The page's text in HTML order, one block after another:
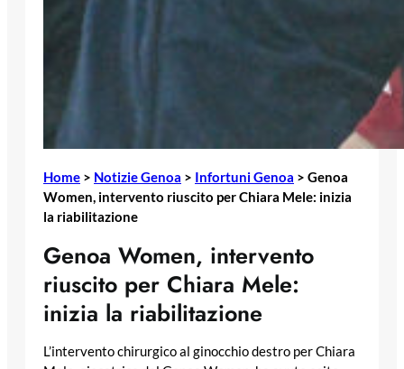
Home > Notizie Genoa > Infortuni Genoa > Genoa
Women, intervento riuscito per Chiara Mele: inizia
la riabilitazione
Genoa Women, intervento
riuscito per Chiara Mele:
inizia la riabilitazione
L’intervento chirurgico al ginocchio destro per Chiara